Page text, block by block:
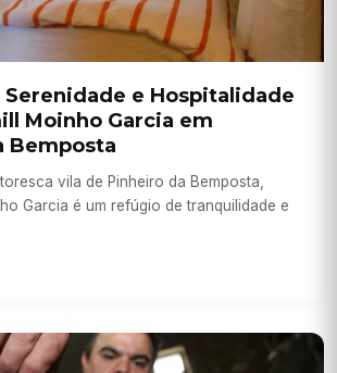
Serenidade e Hospitalidade
Moinho Garcia em
Bemposta
vila de Pinheiro da Bemposta,
Garcia é um refúgio de tranquilidade e